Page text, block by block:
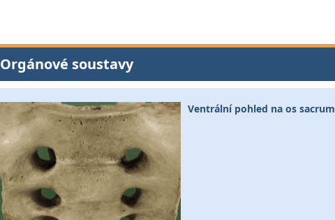
Orgánové soustavy
Ventrální pohled na os sacrum